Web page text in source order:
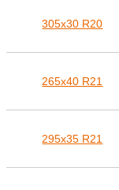
305х30 R20
265х40 R21
295х35 R21